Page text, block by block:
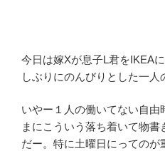
今日は嫁Xが息子L君をIKEA
しぶりにのんびりとした一人
いやー１人の働いてない自由
まにこういう落ち着いて物
だー。特に土曜日にってのが